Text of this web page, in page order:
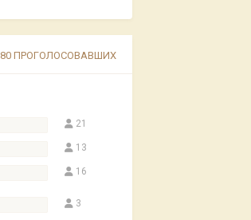
80 ПРОГОЛОСОВАВШИХ
21
13
16
3